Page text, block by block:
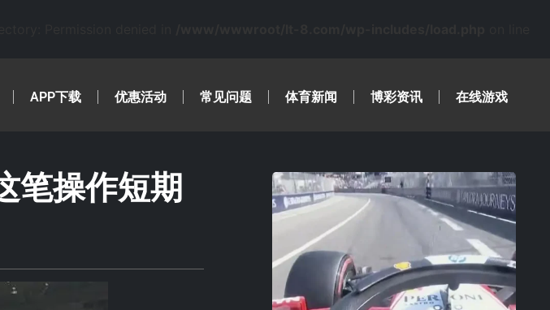
APP下载 优惠活动 常见问题 体育新闻 博彩资讯 在线游戏
笔操作短期